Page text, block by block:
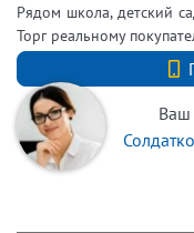
Рядом школа, детский
Торг реальному
Ваш